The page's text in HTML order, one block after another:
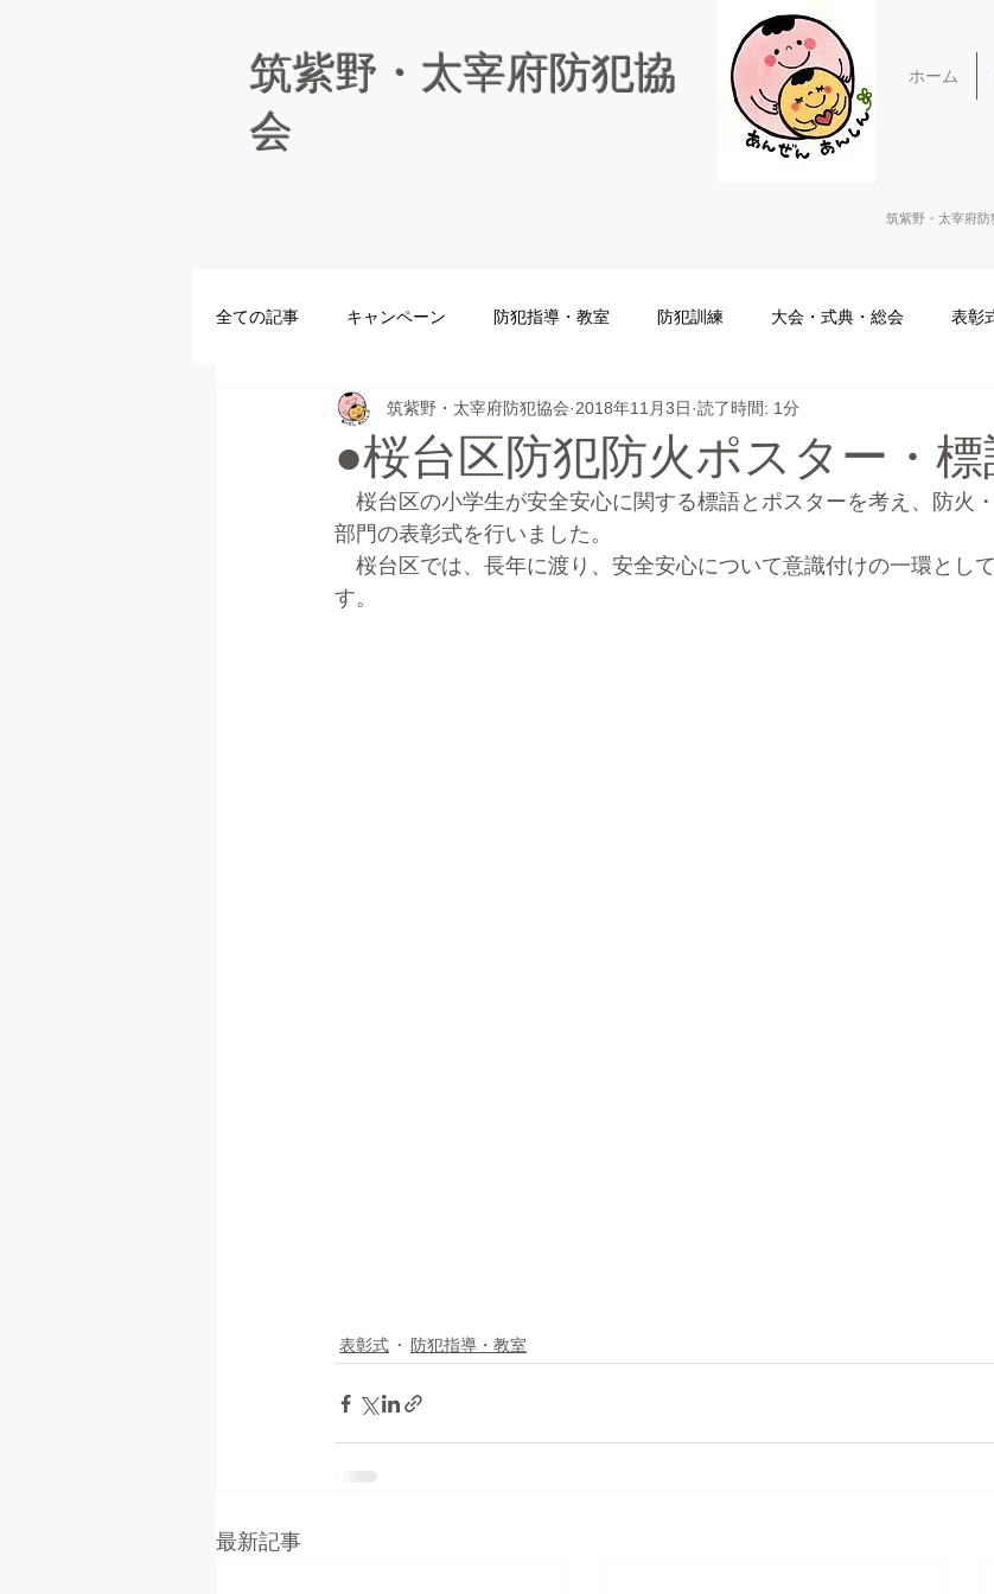
筑紫野・太宰府防犯協
会
ホーム
筑紫野・太宰府
全ての記事 キャンペーン 防犯指導・教室 防犯訓練 大会・式典・総会 表彰
防犯パトロール
●桜台区防犯防火ポスター・
筑紫野・太宰府防犯協会 2018年11月3日 読了時間: 1分
桜台区の小学生が安全安心に関する標語とポスターを考え、防火
部門の表彰式を行いました。
桜台区では、長年に渡り、安全安心について意識付けの一環とし
す。
表彰式 防犯指導・教室
最新記事